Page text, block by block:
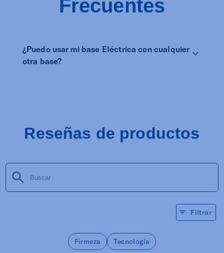
Frecuentes
¿Puedo usar mi base Eléctrica con cualquier
otra base?
Reseñas de productos
Filtrar
Firmeza Tecnología